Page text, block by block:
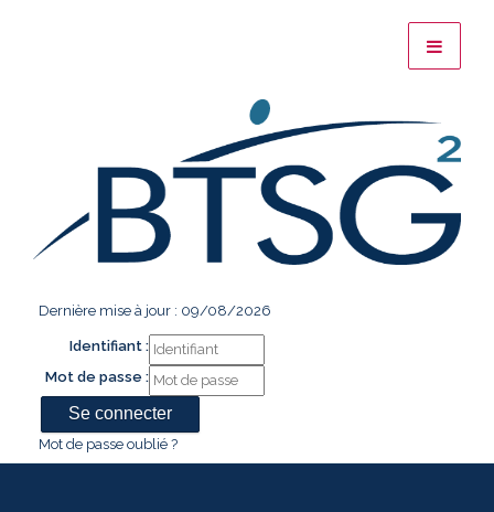
Dernière mise à jour : 09/08/2026
Identifiant :
Mot de passe :
Mot de passe oublié ?